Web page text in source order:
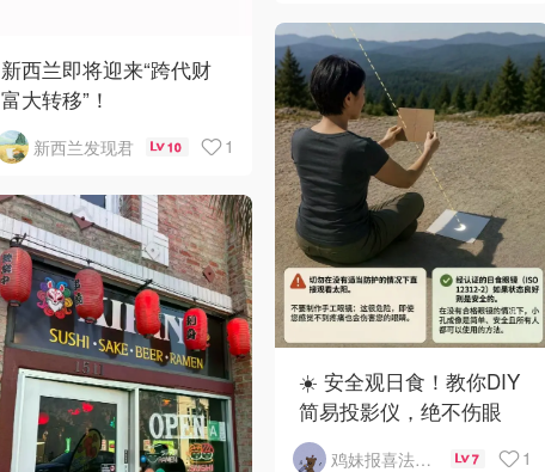
新西兰即将迎来“跨代财
富大转移”！
新西兰发现君 10 1
☀️ 安全观日食！教你DIY
简易投影仪，绝不伤眼
鸡妹报喜法国实用信息版 7 1